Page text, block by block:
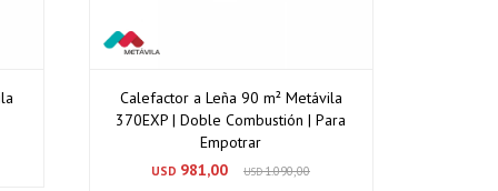
Calefactor a Leña 90 m² Metávila
370EXP | Doble Combustión | Para
Empotrar
USD 981,00 USD1.090,00